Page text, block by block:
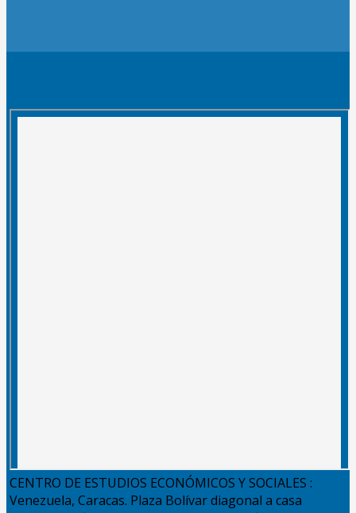
CENTRO DE ESTUDIOS ECONÓMICOS Y SOCIALES :
Venezuela, Caracas. Plaza Bolívar diagonal a casa